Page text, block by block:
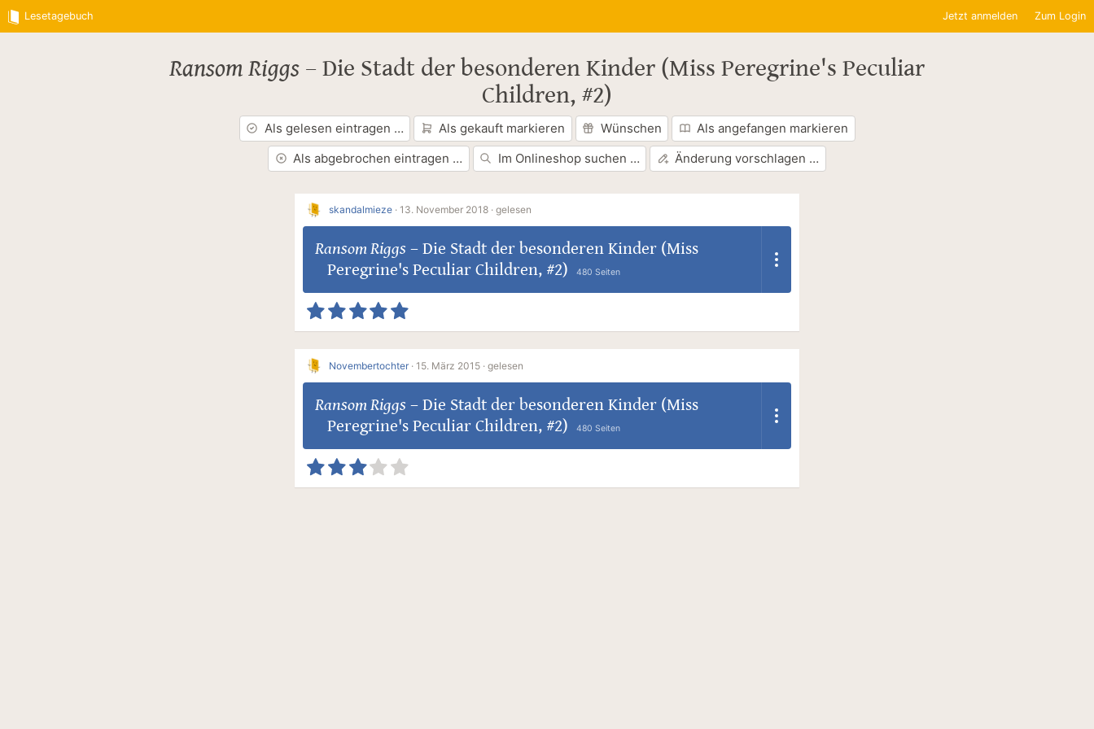
Lesetagebuch Jetzt anmelden Zum Login
Ransom Riggs – Die Stadt der besonderen Kinder (Miss Peregrine's Peculiar
Children, #2)
Als gelesen eintragen … Als gekauft markieren Wünschen
Als angefangen markieren
Als abgebrochen eintragen …
Im Onlineshop suchen … Änderung vorschlagen …
skandalmieze · 13. November 2018 · gelesen
Ransom Riggs – Die Stadt der besonderen Kinder (Miss
Peregrine's Peculiar Children, #2)
480 Seiten
Novembertochter · 15. März 2015 · gelesen
Ransom Riggs – Die Stadt der besonderen Kinder (Miss
Peregrine's Peculiar Children, #2)
480 Seiten